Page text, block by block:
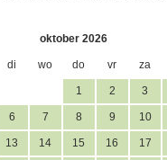
oktober 2026
di wo do vr za
1 2 3
6 7 8 9 10
13 14 15 16 17